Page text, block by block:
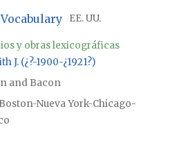
EE. UU.
y obras lexicográficas
J. (¿?-1900-¿1921?)
and Bacon
Nueva York-Chicago-